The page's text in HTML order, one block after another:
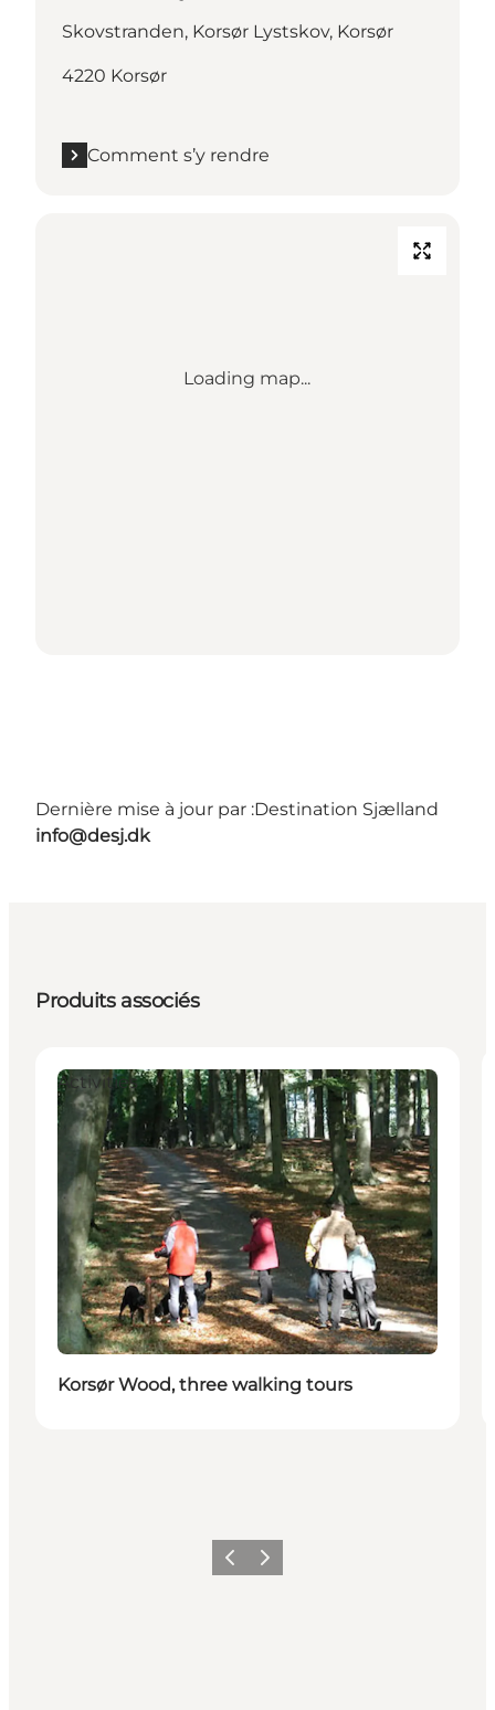
Skovstranden, Korsør Lystskov, Korsør
4220 Korsør
Comment s’y rendre
Loading map...
Dernière mise à jour par :Destination Sjælland
info@desj.dk
Produits associés
Activities
Korsør Wood, three walking tours
PrécédentSuivant